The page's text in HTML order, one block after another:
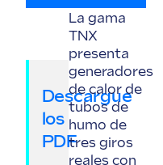
Descargue
los
PDF
La gama
TNX
presenta
generadores
de calor de
tubos de
humo de
tres giros
reales con